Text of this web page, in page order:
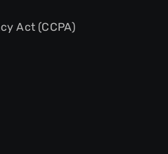
Act (CCPA)